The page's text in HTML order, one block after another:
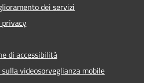
dei servizi
di accessibilità
videosorveglianza mobile